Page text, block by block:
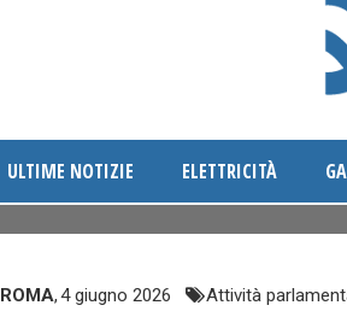
ULTIME NOTIZIE ELETTRICITÀ
ROMA,4 giugno 2026 Attività